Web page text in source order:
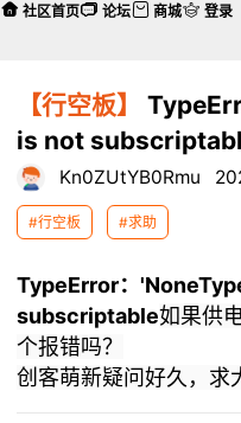
【行空板】
is not
Kn0ZUtYB0Rmu
#行空板 #求助
TypeError：
subscriptable如果供
个报错吗？
创客萌新疑问好久，求
社区首页 论坛 商城 登录